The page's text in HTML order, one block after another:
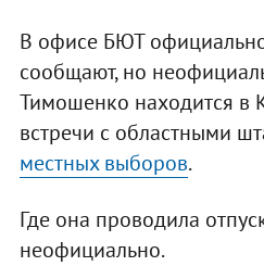
В офисе БЮТ
сообщают, но
Тимошенко находится в
встречи с областными
местных выборов.
Где она проводила
неофициально.